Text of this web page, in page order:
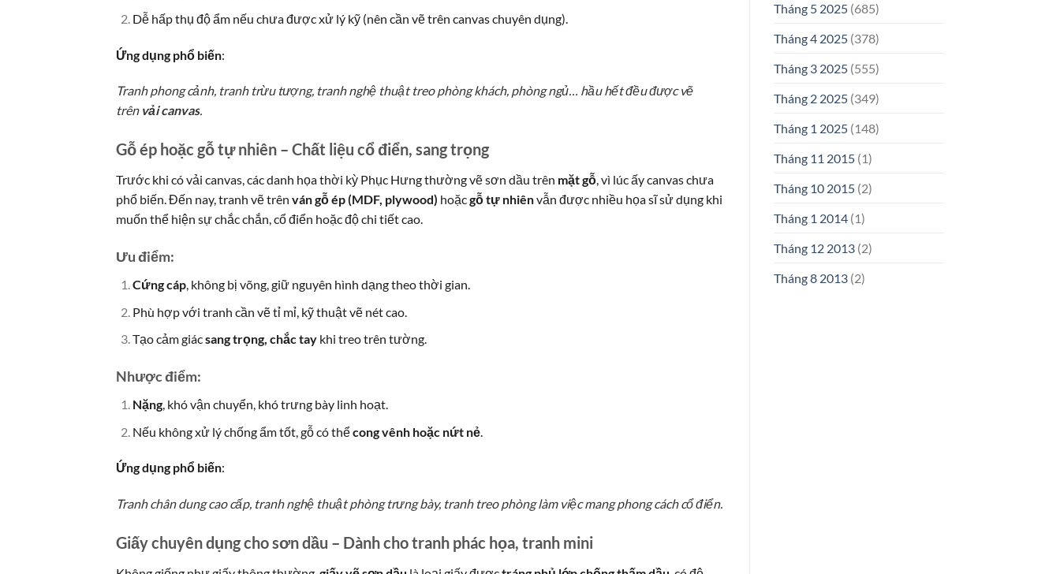
Dễ hấp thụ độ ẩm nếu chưa được xử lý kỹ (nên cần vẽ trên canvas chuyên dụng).
Ứng dụng phổ biến:
Tranh phong cảnh, tranh trừu tượng, tranh nghệ thuật treo phòng khách, phòng ngủ… hầu hết đều được vẽ
trên vải canvas.
Gỗ ép hoặc gỗ tự nhiên – Chất liệu cổ điển, sang trọng
Trước khi có vải canvas, các danh họa thời kỳ Phục Hưng thường vẽ sơn dầu trên mặt gỗ, vì lúc ấy canvas chưa
phổ biến. Đến nay, tranh vẽ trên ván gỗ ép (MDF, plywood) hoặcgỗ tự nhiênvẫn được nhiều họa sĩ sử dụng khi
muốn thể hiện sự chắc chắn, cổ điển hoặc độ chi tiết cao.
Ưu điểm:
Cứng cáp, không bị võng, giữ nguyên hình dạng theo thời gian.
Phù hợp với tranh cần vẽ tỉ mỉ, kỹ thuật vẽ nét cao.
Tạo cảm giácsang trọng, chắc taykhi treo trên tường.
Nhược điểm:
Nặng, khó vận chuyển, khó trưng bày linh hoạt.
Nếu không xử lý chống ẩm tốt, gỗ có thểcong vênh hoặc nứt nẻ.
Ứng dụng phổ biến:
Tranh chân dung cao cấp, tranh nghệ thuật phòng trưng bày, tranh treo phòng làm việc mang phong cách cổ điển.
Giấy chuyên dụng cho sơn dầu – Dành cho tranh phác họa, tranh mini
Tháng 5 2025(685)
Tháng 4 2025(378)
Tháng 3 2025(555)
Tháng 2 2025(349)
Tháng 1 2025(148)
Tháng 11 2015(1)
Tháng 10 2015(2)
Tháng 1 2014(1)
Tháng 12 2013(2)
Tháng 8 2013(2)